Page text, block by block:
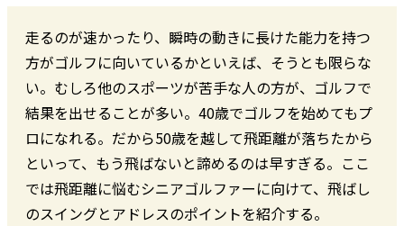
走るのが速かったり、瞬時の動きに長けた能力を持つ
方がゴルフに向いているかといえば、そうとも限らな
い。むしろ他のスポーツが苦手な人の方が、ゴルフで
結果を出せることが多い。40歳でゴルフを始めてもプ
ロになれる。だから50歳を越して飛距離が落ちたから
といって、もう飛ばないと諦めるのは早すぎる。ここ
では飛距離に悩むシニアゴルファーに向けて、飛ばし
のスイングとアドレスのポイントを紹介する。